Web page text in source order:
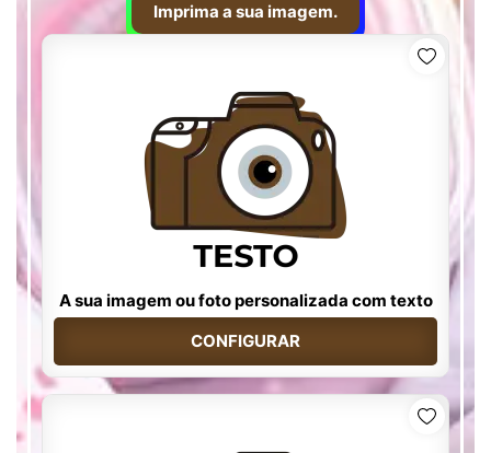
Imprima a sua imagem.
A sua imagem ou foto personalizada com texto
CONFIGURAR